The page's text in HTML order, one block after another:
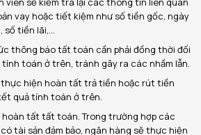
vay hoặc tiết kiệm như số tiền gốc, ngày
số tiền lãi,…
thông báo tất toán cần phải đồng thời đối
toán ở trên, tránh gây ra các nhầm lẫn.
hiện hoàn tất trả tiền hoặc rút tiền
quả tính toán ở trên.
hoàn tất tất toán. Trong trường hợp các
tài sản đảm bảo, ngân hàng sẽ thực hiện